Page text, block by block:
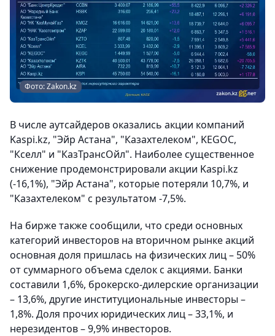
Фото: Zakon.kz
В числе аутсайдеров оказались акции компаний
Kaspi.kz, "Эйр Астана", "Казахтелеком", KEGOC,
"Кселл" и "КазТрансОйл". Наиболее существенное
снижение продемонстрировали акции Kaspi.kz
(-16,1%), "Эйр Астана", которые потеряли 10,7%, и
"Казахтелеком" с результатом -7,5%.
На бирже также сообщили, что среди основных
категорий инвесторов на вторичном рынке акций
основная доля пришлась на физических лиц – 50%
от суммарного объема сделок с акциями. Банки
составили 1,6%, брокерско-дилерские организации
– 13,6%, другие институциональные инвесторы –
1,8%. Доля прочих юридических лиц – 33,1%, и
нерезидентов – 9,9% инвесторов.